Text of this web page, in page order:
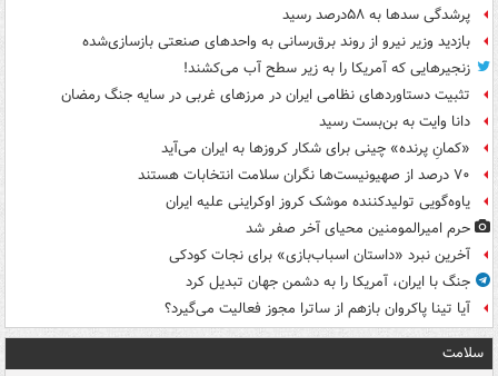
پرشدگی سدها به ۵۸درصد رسید
بازدید وزیر نیرو از روند برق‌رسانی به واحدهای صنعتی بازسازی‌شده
زنجیرهایی که آمریکا را به زیر سطح آب می‌کشند!
تثبیت دستاوردهای نظامی ایران در مرزهای غربی در سایه جنگ رمضان
دانا وایت به بن‌بست رسید
«کمانِ پرنده» چینی برای شکار کروزها به ایران می‌آید
۷۰ درصد از صهیونیست‌ها نگران سلامت انتخابات هستند
یاوه‌گویی تولیدکننده موشک کروز اوکراینی علیه ایران
حرم امیرالمومنین محیای آخر صفر شد
آخرین نبرد «داستان اسباب‌بازی» برای نجات کودکی
جنگ با ایران، آمریکا را به دشمن جهان تبدیل کرد
آیا تینا پاکروان بازهم از ساترا مجوز فعالیت می‌گیرد؟
سلامت